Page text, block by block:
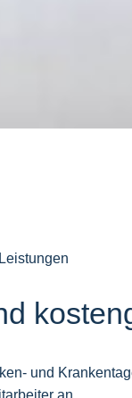
Leistungen
und
an.